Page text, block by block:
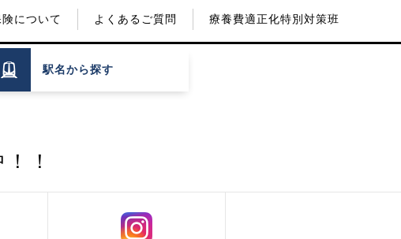
険について よくあるご質問 療養費適正化特別対策班
駅名から探す
！